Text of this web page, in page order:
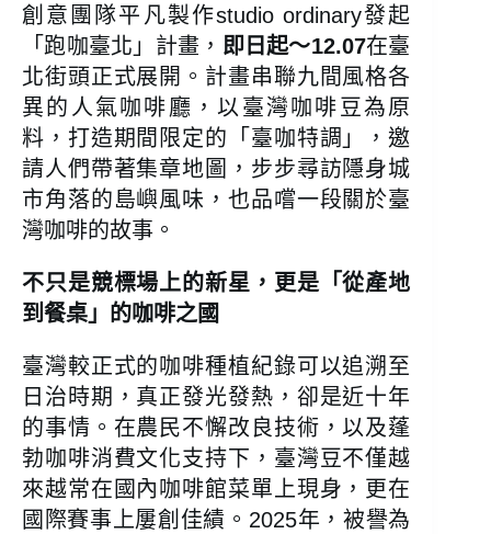
創意團隊平凡製作studio ordinary發起
「跑咖臺北」計畫， 即日起～12.07在臺
北街頭正式展開。計畫串聯九間風格各
異的人氣咖啡廳，以臺灣咖啡豆為原
料，打造期間限定的「臺咖特調」，邀
請人們帶著集章地圖，步步尋訪隱身城
市角落的島嶼風味，也品嚐一段關於臺
灣咖啡的故事。
不只是競標場上的新星，更是「從產地
到餐桌」的咖啡之國
臺灣較正式的咖啡種植紀錄可以追溯至
日治時期，真正發光發熱，卻是近十年
的事情。在農民不懈改良技術，以及蓬
勃咖啡消費文化支持下，臺灣豆不僅越
來越常在國內咖啡館菜單上現身，更在
國際賽事上屢創佳績。2025年，被譽為